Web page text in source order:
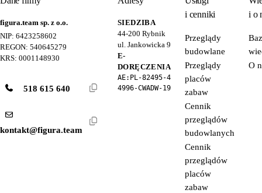
figura.team sp. z o.o.
NIP: 6423258602
REGON: 540645279
KRS: 0001148930
518 615 640
kontakt@figura.team
SIEDZIBA
44-200 Rybnik
ul. Jankowicka 9
E-
DORĘCZENIA
AE:PL-82495-4
4996-CWADW-19
i cenniki
Przeglądy
budowlane
Przeglądy
placów
zabaw
Cennik
przeglądów
budowlanych
Cennik
przeglądów
placów
zabaw
i o
O